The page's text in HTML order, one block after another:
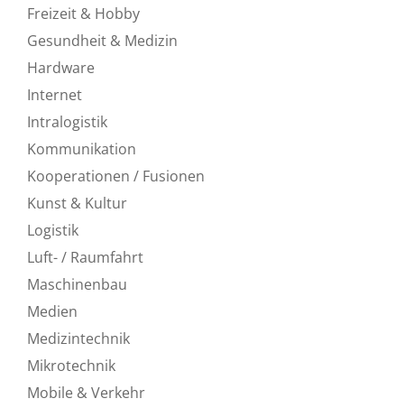
Freizeit & Hobby
Gesundheit & Medizin
Hardware
Internet
Intralogistik
Kommunikation
Kooperationen / Fusionen
Kunst & Kultur
Logistik
Luft- / Raumfahrt
Maschinenbau
Medien
Medizintechnik
Mikrotechnik
Mobile & Verkehr